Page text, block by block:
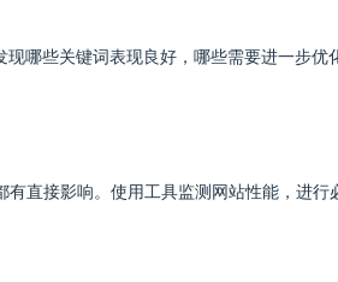
哪些关键词表现良好，哪些需要进一步优
有直接影响。使用工具监测网站性能，进